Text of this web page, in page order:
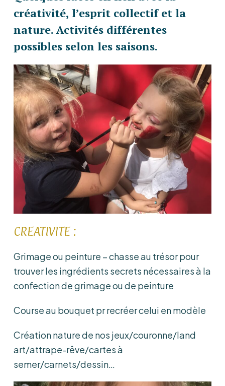
créativité, l’esprit collectif et la
nature. Activités différentes
possibles selon les saisons.
CREATIVITE :
Grimage ou peinture – chasse au trésor pour
trouver les ingrédients secrets nécessaires à la
confection de grimage ou de peinture
Course au bouquet pr recréer celui en modèle
Création nature de nos jeux/couronne/land
art/attrape-rêve/cartes à
semer/carnets/dessin…